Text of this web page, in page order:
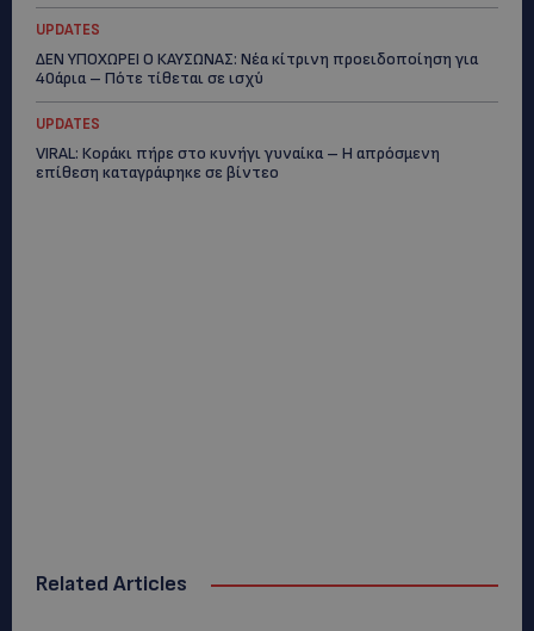
UPDATES
ΔΕΝ ΥΠΟΧΩΡΕΙ Ο ΚΑΥΣΩΝΑΣ: Νέα κίτρινη προειδοποίηση για
40άρια – Πότε τίθεται σε ισχύ
UPDATES
VIRAL: Κοράκι πήρε στο κυνήγι γυναίκα – Η απρόσμενη
επίθεση καταγράφηκε σε βίντεο
Related Articles